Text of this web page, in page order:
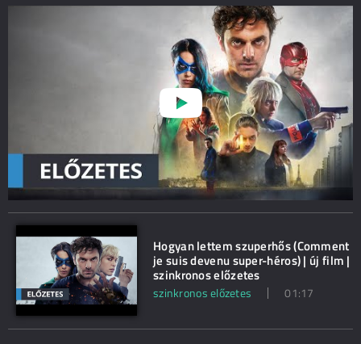
Hogyan lettem szuperhős (Comment
je suis devenu super-héros) | új film |
szinkronos előzetes
szinkronos előzetes 01:17